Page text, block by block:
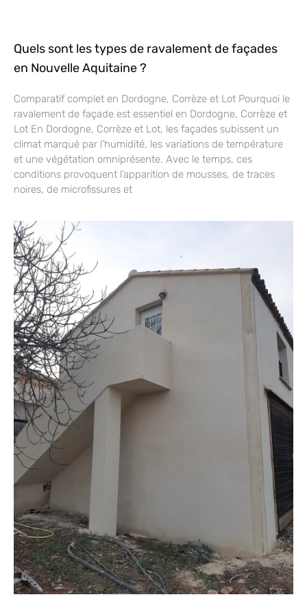
Quels sont les types de ravalement de façades
en Nouvelle Aquitaine ?
Comparatif complet en Dordogne, Corrèze et Lot Pourquoi le
ravalement de façade est essentiel en Dordogne, Corrèze et
Lot En Dordogne, Corrèze et Lot, les façades subissent un
climat marqué par l’humidité, les variations de température
et une végétation omniprésente. Avec le temps, ces
conditions provoquent l’apparition de mousses, de traces
noires, de microfissures et